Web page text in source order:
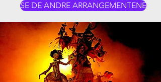
SE DE ANDRE ARRANGEMENTENE